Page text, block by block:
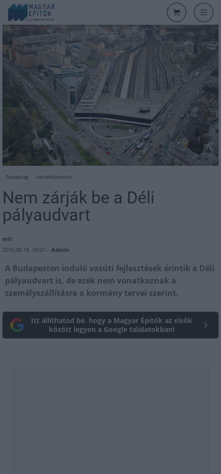
Gazdaság vasútfejlesztés
Nem zárják be a Déli
pályaudvart
mti
2016.08.18. 10:07 - Admin
A Budapesten induló vasúti fejlesztések érintik a Déli
pályaudvart is, de ezek nem vonatkoznak a
személyszállításra a kormány tervei szerint.
Itt állíthatod be, hogy a Magyar Építők az elsők
között legyen a Google találatokban!